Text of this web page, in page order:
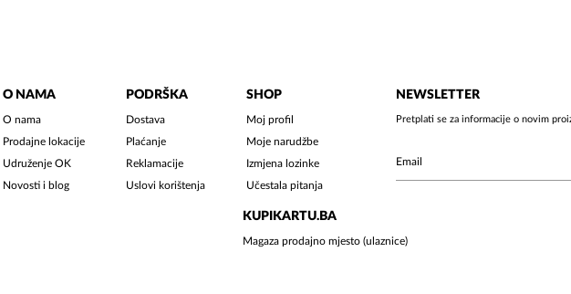
O NAMA
O nama
Prodajne lokacije
Udruženje OK
Novosti i blog
PODRŠKA
Dostava
Plaćanje
Reklamacije
Uslovi korištenja
SHOP
Moj profil
Moje narudžbe
Izmjena lozinke
Učestala pitanja
KUPIKARTU.BA
Magaza prodajno mjesto (ulaznice)
NEWSLETTER
Pretplati se za informacije o novim